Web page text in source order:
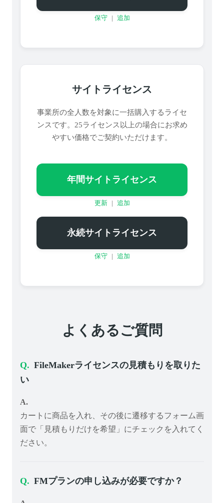
保守 追加
サイトライセンス
事業所の全人数を対象に一括購入するライセ
ンスです。25ライセンス以上の場合にお求め
やすい価格でご契約いただけます。
年間サイトライセンス
更新 追加
永続サイトライセンス
保守 追加
よくあるご質問
FileMakerライセンスの見積もりを取りた
い
カートに商品を入れ、その後に遷移するフォーム画
面で「見積もりだけを希望」にチェックを入れてく
ださい。
FMプランの申し込みが必要ですか？